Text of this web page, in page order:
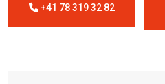
+41 78 319 32 82